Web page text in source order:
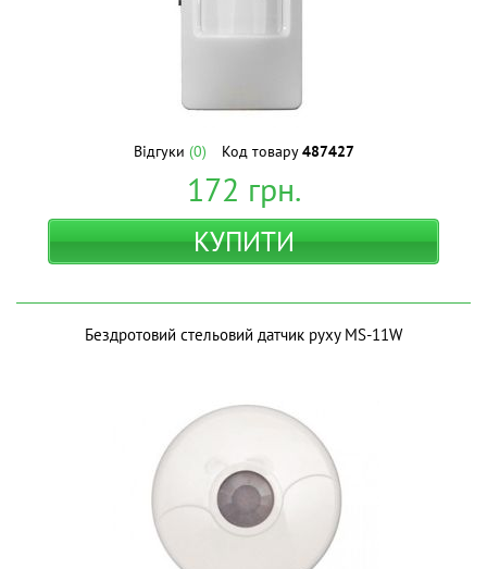
Відгуки (0) Код товару487427
172 грн.
КУПИТИ
Бездротовий стельовий датчик руху MS-11W